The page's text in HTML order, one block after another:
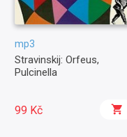
mp3
Stravinskij: Orfeus,
Pulcinella
99 Kč